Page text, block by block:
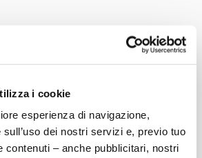
i cookie
esperienza di navigazione,
dei nostri servizi e, previo tuo
contenuti – anche pubblicitari, nostri
per capsule esauste
all'Albo.